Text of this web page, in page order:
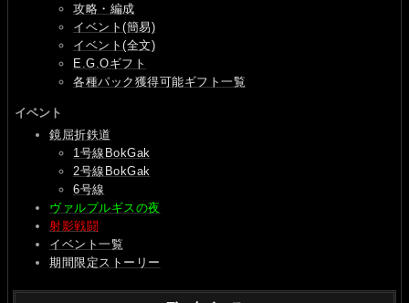
攻略・編成
イベント(簡易)
イベント(全文)
E.G.Oギフト
各種パック獲得可能ギフト一覧
イベント
鏡屈折鉄道
1号線BokGak
2号線BokGak
6号線
ヴァルプルギスの夜
射影戦闘
イベント一覧
期間限定ストーリー